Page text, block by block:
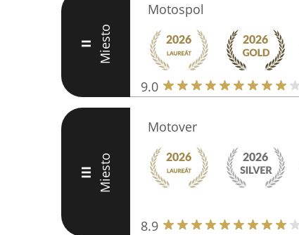
II Miesto
Motospol
9.0
III Miesto
Motover
8.9